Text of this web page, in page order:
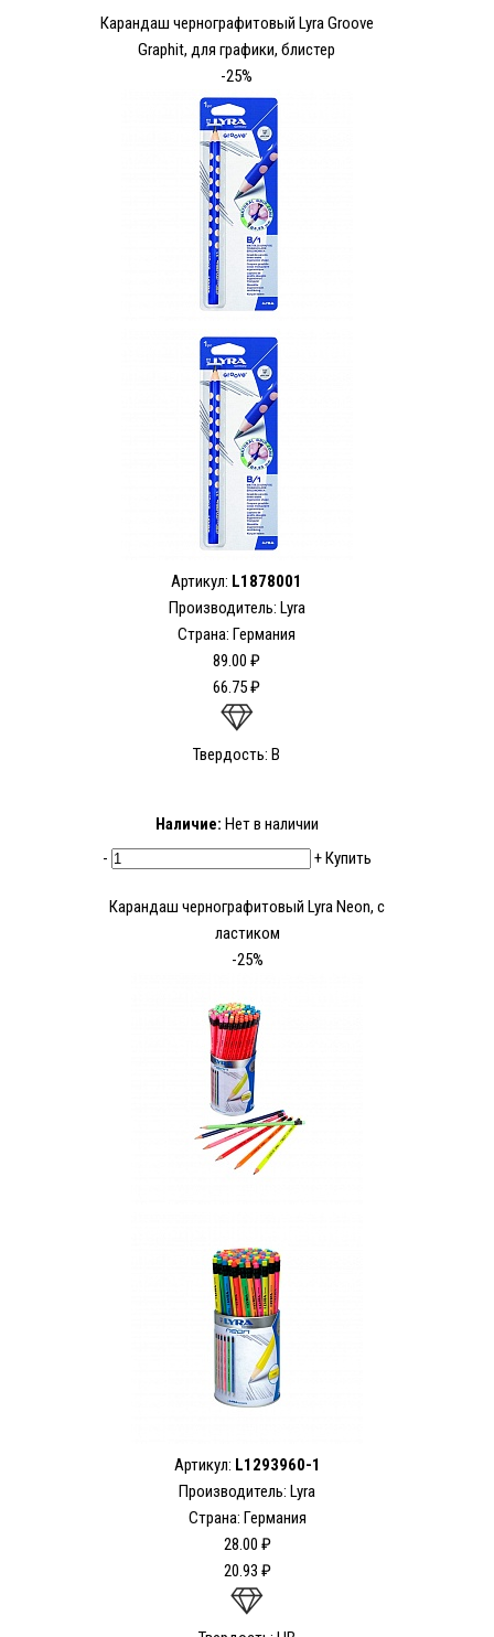
Карандаш чернографитовый Lyra Groove
Graphit, для графики, блистер
-25%
Артикул: L1878001
Производитель: Lyra
Страна: Германия
89.00 ₽
66.75 ₽
Твердость: B
Наличие: Нет в наличии
-
+Купить
Карандаш чернографитовый Lyra Neon, с
ластиком
-25%
Артикул: L1293960-1
Производитель: Lyra
Страна: Германия
28.00 ₽
20.93 ₽